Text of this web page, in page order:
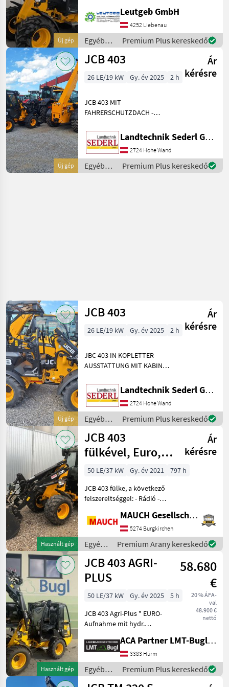
Új gép
Hoflader, Baujahr 2025, ist
ein beeindruckendes
Beispiel für moderne Landt
Leutgeb GmbH
4252 Liebenau
Egyéb
mezőgazdasági
erőgépek
Premium Plus kereskedő
Új gép
JCB 403
Ár
kérésre
26 LE/19 kW Gy. év 2025 2 h
JCB 403 MIT
FAHRERSCHUTZDACH -
DOPPELWRIKENDES STG
VORNE - 3.STEUERKREIS ;
EUROAUFNAHME ;
Üzemanyag: , Pót-
hidraulikakör, Vezetőfülke,
Landtechnik Sederl GmbH
2724 Hohe Wand
Egyéb
mezőgazdasági
Premium Plus kereskedő
Új gép
JCB 403
Ár
kérésre
26 LE/19 kW Gy. év 2025 2 h
JBC 403 IN KOPLETTER
AUSSTATTUNG MIT KABINE
ERHÖHE HUBHÖHE ;
RÜCKLAUF VORNE UND 2X
DW VORNE 3 M HUBHÖHE ;
EUROAUFNAHME ; 20KM/H
VERSION
Landtechnik Sederl GmbH
2724 Hohe Wand
Egyéb
mezőgazdasági
erőgépek
/ JCB
Premium Plus kereskedő
Használt gép
JCB 403
fülkével, Euro,
50 PS, nagy
emelési
magasság
Ár
kérésre
50 LE/37 kW Gy. év 2021
797 h
JCB 403 fülke, a következő
felszereltséggel: - Rádió -
Hidraulikus Euro-
csatlakozó - 50 PS - széles
gumiabroncsok - High Lift
lengőkar - vil
MAUCH Gesellschaft m.b.H. & Co.KG
5274 Burgkirchen
Egyéb
mezőgazdasági
erőgépek
/ JCB
Premium Arany kereskedő
Használt gép
JCB 403 AGRI-
PLUS
58.680
€
20 % ÁFA-
val
48.900 €
nettó
50 LE/37 kW Gy. év 2025
5 h
JCB 403 Agri-Plus * EURO-
Aufnahme mit hydr.
gestreckt: 1.547 kg *
Kipplast geknickt: 1.253 kg *
Hubhöhe: 2.702 mm *
Nutzlast: 1.019 kg
ACA Partner LMT-Bugl GmbH
3383 Hürm
Egyéb
mezőgazdasági
Premium Plus kereskedő